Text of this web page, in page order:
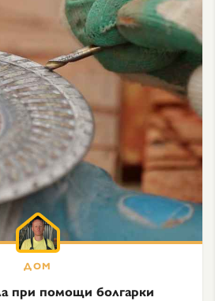
при помощи болгарки